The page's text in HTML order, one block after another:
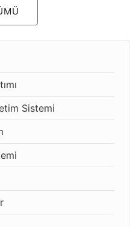
Sistemi